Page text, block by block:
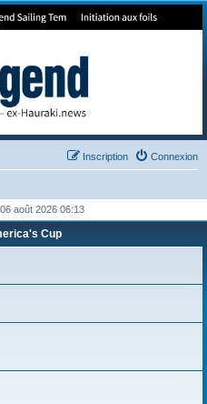
Connexion
Inscription
août 2026 06:13
Cup